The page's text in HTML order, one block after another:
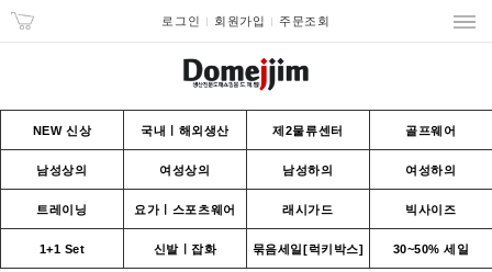
로그인 회원가입 주문조회
NEW 신상 국내ㅣ해외생산 제2물류센터 골프웨어
남성상의 여성상의 남성하의 여성하의
트레이닝 요가ㅣ스포츠웨어 래시가드 빅사이즈
1+1 Set 신발ㅣ잡화 묶음세일[럭키박스] 30~50% 세일